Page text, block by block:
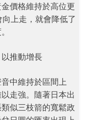
價格維持於高位更
上走，就會降低了
推動增長
中維持於區間上
走強。隨著日本出
似三枝箭的寬鬆政